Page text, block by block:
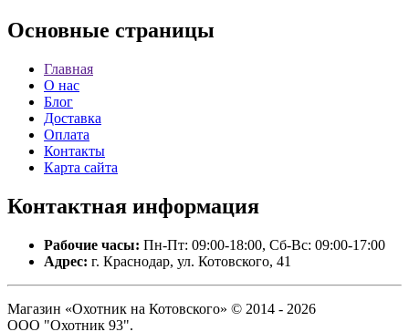
Основные страницы
Главная
О нас
Блог
Доставка
Оплата
Контакты
Карта сайта
Контактная информация
Рабочие часы: Пн-Пт: 09:00-18:00, Сб-Вс: 09:00-17:00
Адрес: г. Краснодар, ул. Котовского, 41
Магазин «Охотник на Котовского» © 2014 - 2026
ООО "Охотник 93".